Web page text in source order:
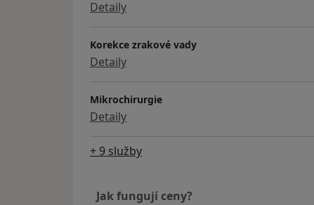
Detaily
Korekce zrakové vady
Detaily
Mikrochirurgie
Detaily
+ 9 služby
Jak fungují ceny?